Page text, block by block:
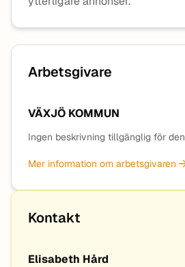
Arbetsgivare
VÄXJÖ KOMMUN
Ingen beskrivning tillgänglig för
Mer information om arbetsgivaren
Kontakt
Elisabeth Hård